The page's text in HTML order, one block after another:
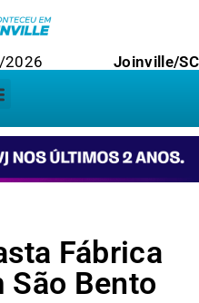
Joinville/SC
Fábrica
São Bento